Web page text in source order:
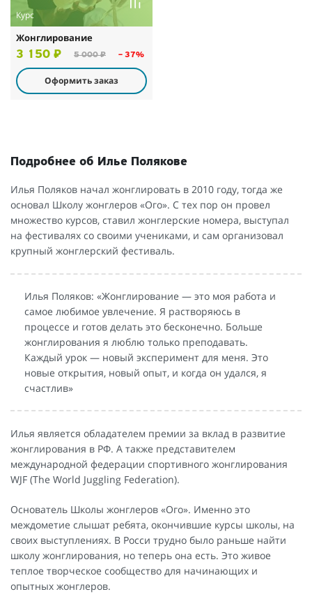
Курс
Жонглирование
3 150 ₽ 5 000 ₽ – 37%
Оформить заказ
Подробнее об Илье Полякове
Илья Поляков начал жонглировать в 2010 году, тогда же
основал Школу жонглеров «Ого». С тех пор он провел
множество курсов, ставил жонглерские номера, выступал
на фестивалях со своими учениками, и сам организовал
крупный жонглерский фестиваль.
Илья Поляков: «Жонглирование — это моя работа и
самое любимое увлечение. Я растворяюсь в
процессе и готов делать это бесконечно. Больше
жонглирования я люблю только преподавать.
Каждый урок — новый эксперимент для меня. Это
новые открытия, новый опыт, и когда он удался, я
счастлив»
Илья является обладателем премии за вклад в развитие
жонглирования в РФ. А также представителем
международной федерации спортивного жонглирования
WJF (The World Juggling Federation).
Основатель Школы жонглеров «Ого». Именно это
междометие слышат ребята, окончившие курсы школы, на
своих выступлениях. В Росси трудно было раньше найти
школу жонглирования, но теперь она есть. Это живое
теплое творческое сообщество для начинающих и
опытных жонглеров.